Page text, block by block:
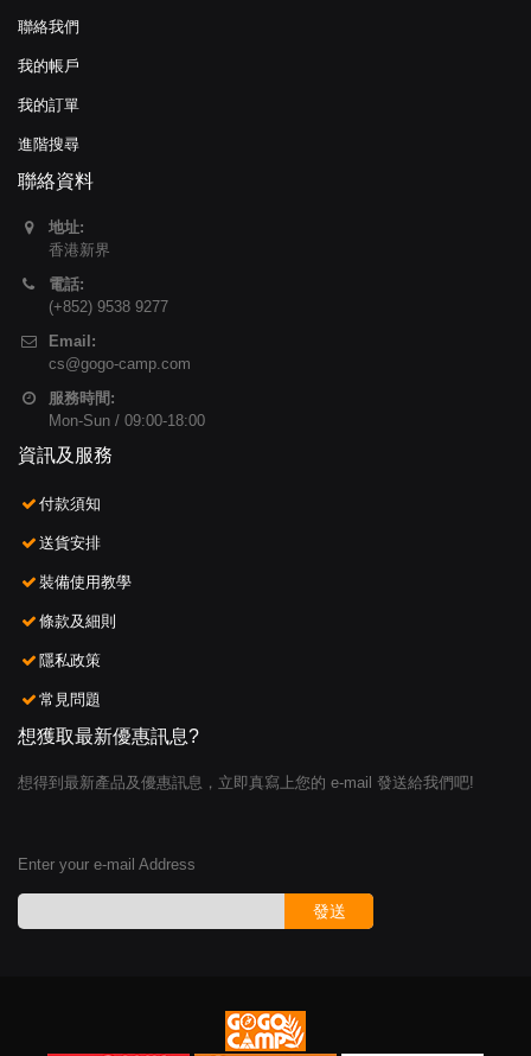
聯絡我們
我的帳戶
我的訂單
進階搜尋
聯絡資料
地址:
香港新界
電話:
(+852) 9538 9277
Email:
cs@gogo-camp.com
服務時間:
Mon-Sun / 09:00-18:00
資訊及服務
付款須知
送貨安排
裝備使用教學
條款及細則
隱私政策
常見問題
想獲取最新優惠訊息?
想得到最新產品及優惠訊息，立即真寫上您的 e-mail 發送給我們吧!
Enter your e-mail Address
發送